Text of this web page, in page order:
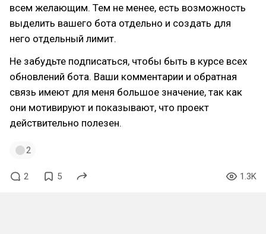
всем желающим. Тем не менее, есть возможность
выделить вашего бота отдельно и создать для
него отдельный лимит.
Не забудьте подписаться, чтобы быть в курсе всех
обновлений бота. Ваши комментарии и обратная
связь имеют для меня большое значение, так как
они мотивируют и показывают, что проект
действительно полезен.
2
2 5 1.3K